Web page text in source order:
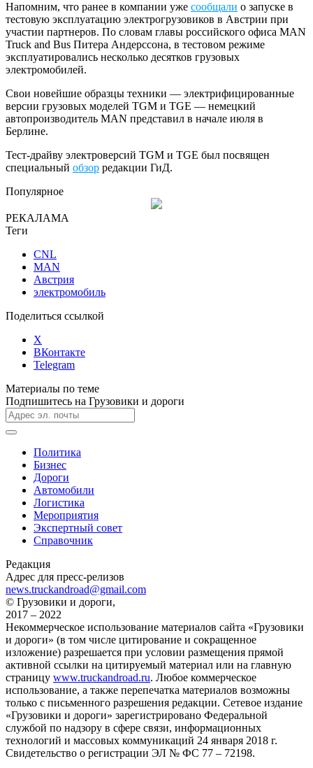
Напомним, что ранее в компании уже сообщали о запуске в
тестовую эксплуатацию электрогрузовиков в Австрии при
участии партнеров. По словам главы российского офиса MAN
Truck and Bus Питера Андерссона, в тестовом режиме
эксплуатировались несколько десятков грузовых
электромобилей.
Свои новейшие образцы техники — электрифицированные
версии грузовых моделей TGM и TGE — немецкий
автопроизводитель MAN представил в начале июля в
Берлине.
Тест-драйву электроверсий TGM и TGE был посвящен
специальный обзор редакции ГиД.
Популярное
РЕКАЛАМА
Теги
CNL
MAN
Австрия
электромобиль
Поделиться ссылкой
X
ВКонтакте
Telegram
Материалы по теме
Подпишитесь на Грузовики и дороги
Политика
Бизнес
Дороги
Автомобили
Логистика
Мероприятия
Экспертный совет
Справочник
Редакция
Адрес для пресс-релизов
news.truckandroad@gmail.com
© Грузовики и дороги,
2017 – 2022
Некоммерческое использование материалов сайта «Грузовики
и дороги» (в том числе цитирование и сокращенное
изложение) разрешается при условии размещения прямой
активной ссылки на цитируемый материал или на главную
страницу www.truckandroad.ru. Любое коммерческое
использование, а также перепечатка материалов возможны
только с письменного разрешения редакции. Сетевое издание
«Грузовики и дороги» зарегистрировано Федеральной
службой по надзору в сфере связи, информационных
технологий и массовых коммуникаций 24 января 2018 г.
Свидетельство о регистрации ЭЛ № ФС 77 – 72198.